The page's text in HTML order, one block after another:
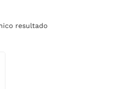
resultado